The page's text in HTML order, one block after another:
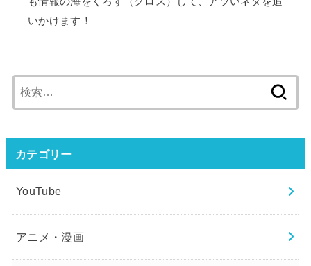
いかけます！
索:
カテゴリー
YouTube
アニメ・漫画